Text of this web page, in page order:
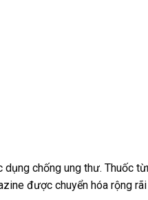
chống ung thư. Thuốc
được chuyển hóa rộng